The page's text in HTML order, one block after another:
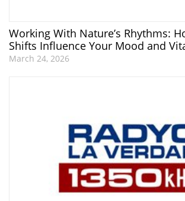
Working With Nature’s Rhythms:
Shifts Influence Your Mood and
March 24, 2026